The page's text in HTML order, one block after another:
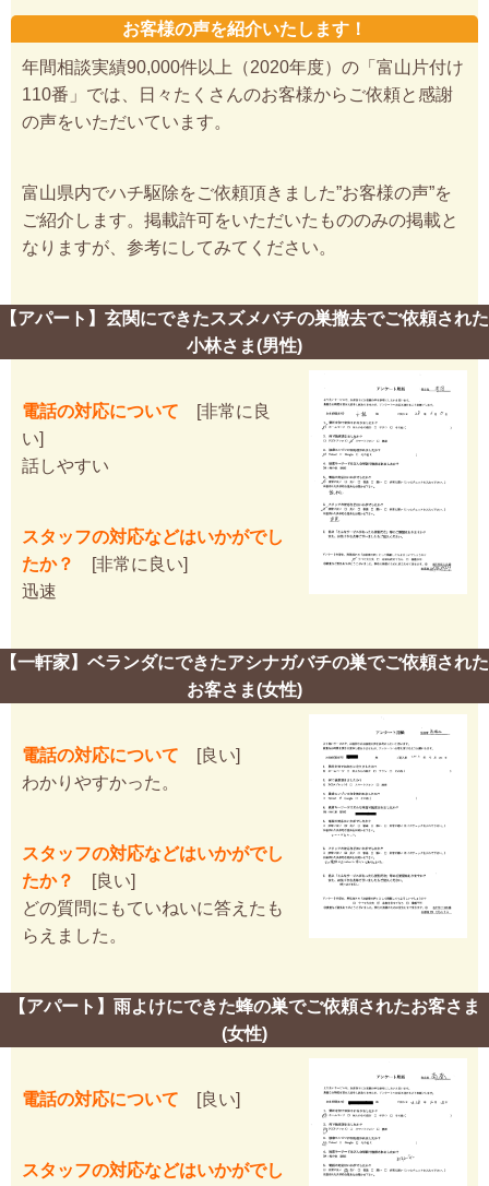
お客様の声を紹介いたします！
年間相談実績90,000件以上（2020年度）の「富山片付け
110番」では、日々たくさんのお客様からご依頼と感謝
の声をいただいています。
富山県内でハチ駆除をご依頼頂きました”お客様の声”を
ご紹介します。掲載許可をいただいたもののみの掲載と
なりますが、参考にしてみてください。
【アパート】玄関にできたスズメバチの巣撤去でご依頼された
小林さま(男性)
電話の対応について [非常に良
い]
話しやすい
スタッフの対応などはいかがでし
たか？
[非常に良い]
迅速
【一軒家】ベランダにできたアシナガバチの巣でご依頼された
お客さま(女性)
電話の対応について [良い]
わかりやすかった。
スタッフの対応などはいかがでし
たか？
[良い]
どの質問にもていねいに答えたも
らえました。
【アパート】雨よけにできた蜂の巣でご依頼されたお客さま
(女性)
電話の対応について [良い]
スタッフの対応などはいかがでし